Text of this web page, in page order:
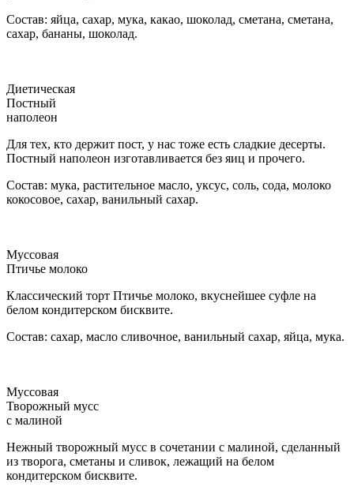
Состав: яйца, сахар, мука, какао, шоколад, сметана, сметана,
сахар, бананы, шоколад.
Диетическая
Постный
наполеон
Для тех, кто держит пост, у нас тоже есть сладкие десерты.
Постный наполеон изготавливается без яиц и прочего.
Состав: мука, растительное масло, уксус, соль, сода, молоко
кокосовое, сахар, ванильный сахар.
Муссовая
Птичье молоко
Классический торт Птичье молоко, вкуснейшее суфле на
белом кондитерском бисквите.
Состав: сахар, масло сливочное, ванильный сахар, яйца, мука.
Муссовая
Творожный мусс
с малиной
Нежный творожный мусс в сочетании с малиной, сделанный
из творога, сметаны и сливок, лежащий на белом
кондитерском бисквите.